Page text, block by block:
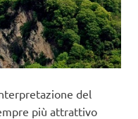
del
più attrattivo